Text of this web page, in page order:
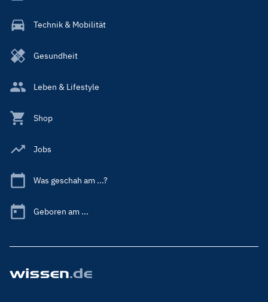
Technik & Mobilität
Gesundheit
Leben & Lifestyle
Shop
Jobs
Was geschah am ...?
Geboren am ...